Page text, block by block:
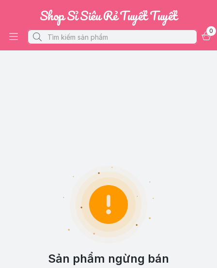
Shop Sỉ Siêu Rẻ Tuyết Tuyết
0
Sản phẩm ngừng bán